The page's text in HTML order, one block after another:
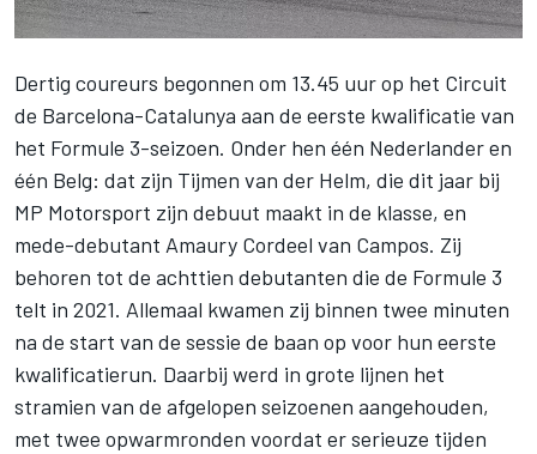
Dertig coureurs begonnen om 13.45 uur op het Circuit
de Barcelona-Catalunya aan de eerste kwalificatie van
het Formule 3-seizoen. Onder hen één Nederlander en
één Belg: dat zijn Tijmen van der Helm, die dit jaar bij
MP Motorsport zijn debuut maakt in de klasse, en
mede-debutant Amaury Cordeel van Campos. Zij
behoren tot de achttien debutanten die de Formule 3
telt in 2021. Allemaal kwamen zij binnen twee minuten
na de start van de sessie de baan op voor hun eerste
kwalificatierun. Daarbij werd in grote lijnen het
stramien van de afgelopen seizoenen aangehouden,
met twee opwarmronden voordat er serieuze tijden